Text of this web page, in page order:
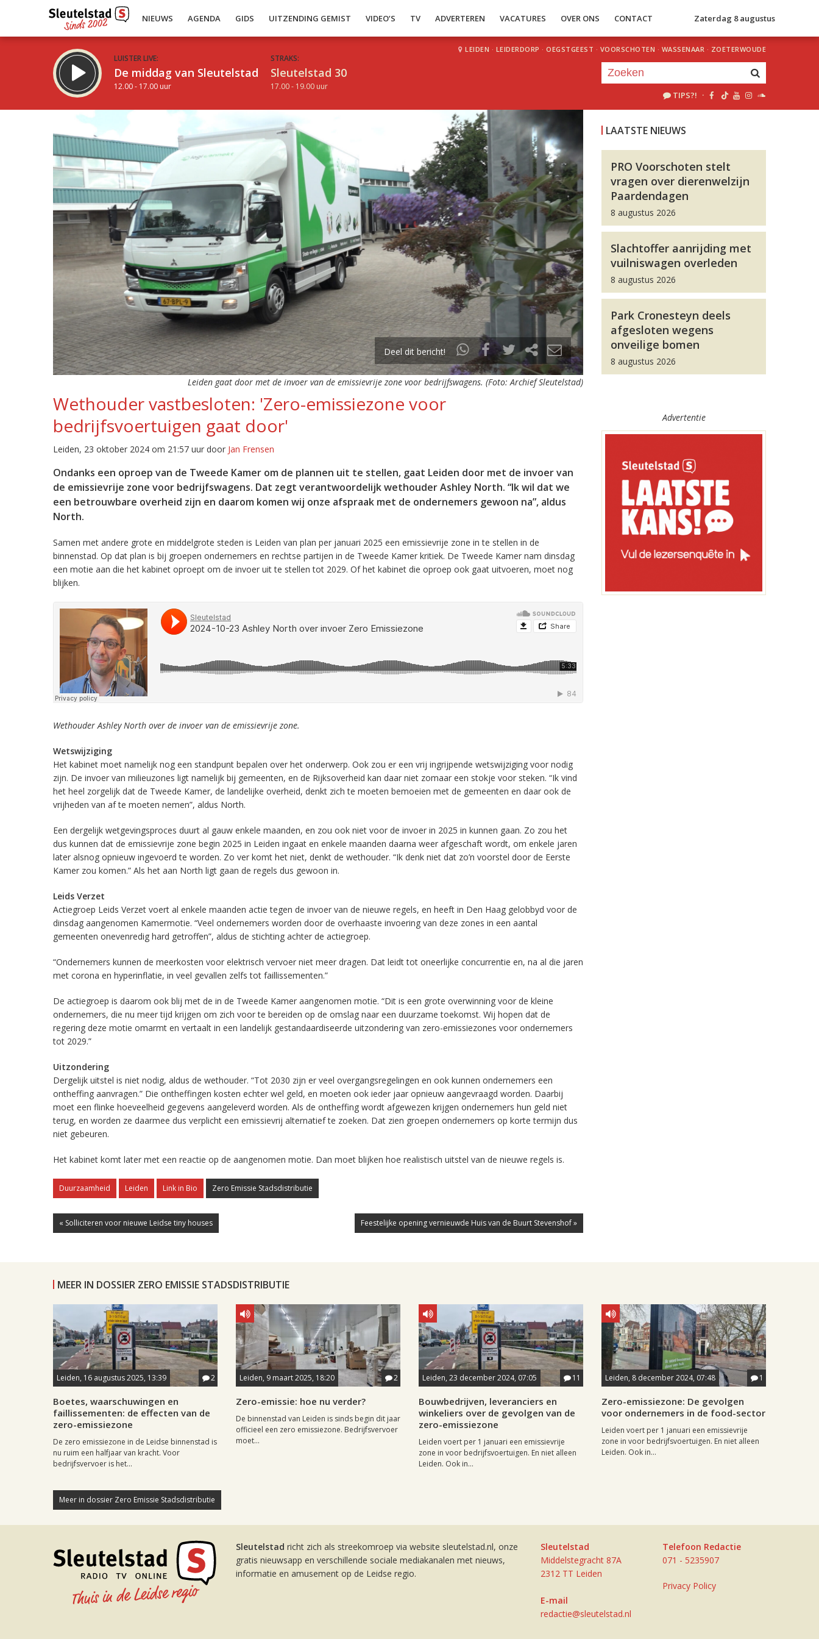
NIEUWS AGENDA GIDS UITZENDING GEMIST VIDEO’S TV ADVERTEREN VACATURES OVER ONS CONTACT Zaterdag 8 augustus
LUISTER LIVE:
De middag van Sleutelstad
12.00 - 17.00 uur
STRAKS:
Sleutelstad 30
17.00 - 19.00 uur
LEIDEN · LEIDERDORP · OEGSTGEEST · VOORSCHOTEN · WASSENAAR · ZOETERWOUDE
TIPS?! ·
Inklappen
Deel dit bericht!
Leiden gaat door met de invoer van de emissievrije zone voor bedrijfswagens. (Foto: Archief Sleutelstad)
Wethouder vastbesloten: 'Zero-emissiezone voor
bedrijfsvoertuigen gaat door'
Leiden, 23 oktober 2024 om 21:57 uur door Jan Frensen
Ondanks een oproep van de Tweede Kamer om de plannen uit te stellen, gaat Leiden door met de invoer van
de emissievrije zone voor bedrijfswagens. Dat zegt verantwoordelijk wethouder Ashley North. “Ik wil dat we
een betrouwbare overheid zijn en daarom komen wij onze afspraak met de ondernemers gewoon na”, aldus
North.
Samen met andere grote en middelgrote steden is Leiden van plan per januari 2025 een emissievrije zone in te stellen in de
binnenstad. Op dat plan is bij groepen ondernemers en rechtse partijen in de Tweede Kamer kritiek. De Tweede Kamer nam dinsdag
een motie aan die het kabinet oproept om de invoer uit te stellen tot 2029. Of het kabinet die oproep ook gaat uitvoeren, moet nog
blijken.
Wethouder Ashley North over de invoer van de emissievrije zone.
Wetswijziging
Het kabinet moet namelijk nog een standpunt bepalen over het onderwerp. Ook zou er een vrij ingrijpende wetswijziging voor nodig
zijn. De invoer van milieuzones ligt namelijk bij gemeenten, en de Rijksoverheid kan daar niet zomaar een stokje voor steken. “Ik vind
het heel zorgelijk dat de Tweede Kamer, de landelijke overheid, denkt zich te moeten bemoeien met de gemeenten en daar ook de
vrijheden van af te moeten nemen”, aldus North.
Een dergelijk wetgevingsproces duurt al gauw enkele maanden, en zou ook niet voor de invoer in 2025 in kunnen gaan. Zo zou het
dus kunnen dat de emissievrije zone begin 2025 in Leiden ingaat en enkele maanden daarna weer afgeschaft wordt, om enkele jaren
later alsnog opnieuw ingevoerd te worden. Zo ver komt het niet, denkt de wethouder. “Ik denk niet dat zo’n voorstel door de Eerste
Kamer zou komen.” Als het aan North ligt gaan de regels dus gewoon in.
Leids Verzet
Actiegroep Leids Verzet voert al enkele maanden actie tegen de invoer van de nieuwe regels, en heeft in Den Haag gelobbyd voor de
dinsdag aangenomen Kamermotie. “Veel ondernemers worden door de overhaaste invoering van deze zones in een aantal
gemeenten onevenredig hard getroffen”, aldus de stichting achter de actiegroep.
“Ondernemers kunnen de meerkosten voor elektrisch vervoer niet meer dragen. Dat leidt tot oneerlijke concurrentie en, na al die jaren
met corona en hyperinflatie, in veel gevallen zelfs tot faillissementen.”
De actiegroep is daarom ook blij met de in de Tweede Kamer aangenomen motie. “Dit is een grote overwinning voor de kleine
ondernemers, die nu meer tijd krijgen om zich voor te bereiden op de omslag naar een duurzame toekomst. Wij hopen dat de
regering deze motie omarmt en vertaalt in een landelijk gestandaardiseerde uitzondering van zero-emissiezones voor ondernemers
tot 2029.”
Uitzondering
Dergelijk uitstel is niet nodig, aldus de wethouder. “Tot 2030 zijn er veel overgangsregelingen en ook kunnen ondernemers een
ontheffing aanvragen.” Die ontheffingen kosten echter wel geld, en moeten ook ieder jaar opnieuw aangevraagd worden. Daarbij
moet een flinke hoeveelheid gegevens aangeleverd worden. Als de ontheffing wordt afgewezen krijgen ondernemers hun geld niet
terug, en worden ze daarmee dus verplicht een emissievrij alternatief te zoeken. Dat zien groepen ondernemers op korte termijn dus
niet gebeuren.
Het kabinet komt later met een reactie op de aangenomen motie. Dan moet blijken hoe realistisch uitstel van de nieuwe regels is.
Duurzaamheid Leiden Link in Bio Zero Emissie Stadsdistributie
« Solliciteren voor nieuwe Leidse tiny houses Feestelijke opening vernieuwde Huis van de Buurt Stevenshof »
LAATSTE NIEUWS
PRO Voorschoten stelt
vragen over dierenwelzijn
Paardendagen
8 augustus 2026
Slachtoffer aanrijding met
vuilniswagen overleden
8 augustus 2026
Park Cronesteyn deels
afgesloten wegens
onveilige bomen
8 augustus 2026
Advertentie
MEER IN DOSSIER ZERO EMISSIE STADSDISTRIBUTIE
Leiden, 16 augustus 2025, 13:39 2
Boetes, waarschuwingen en
faillissementen: de effecten van de
zero-emissiezone
De zero emissiezone in de Leidse binnenstad is
nu ruim een halfjaar van kracht. Voor
bedrijfsvervoer is het...
Leiden, 9 maart 2025, 18:20 2
Zero-emissie: hoe nu verder?
De binnenstad van Leiden is sinds begin dit jaar
officieel een zero emissiezone. Bedrijfsvervoer
moet...
Leiden, 23 december 2024, 07:05 11
Bouwbedrijven, leveranciers en
winkeliers over de gevolgen van de
zero-emissiezone
Leiden voert per 1 januari een emissievrije
zone in voor bedrijfsvoertuigen. En niet alleen
Leiden. Ook in...
Leiden, 8 december 2024, 07:48 1
Zero-emissiezone: De gevolgen
voor ondernemers in de food-sector
Leiden voert per 1 januari een emissievrije
zone in voor bedrijfsvoertuigen. En niet alleen
Leiden. Ook in...
Meer in dossier Zero Emissie Stadsdistributie
Sleutelstad richt zich als streekomroep via website sleutelstad.nl, onze
gratis nieuwsapp en verschillende sociale mediakanalen met nieuws,
informatie en amusement op de Leidse regio.
Sleutelstad
Middelstegracht 87A
2312 TT Leiden
E-mail
redactie@sleutelstad.nl
Telefoon Redactie
071 - 5235907
Privacy Policy